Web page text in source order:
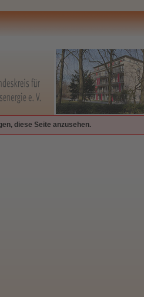
diese Seite anzusehen.